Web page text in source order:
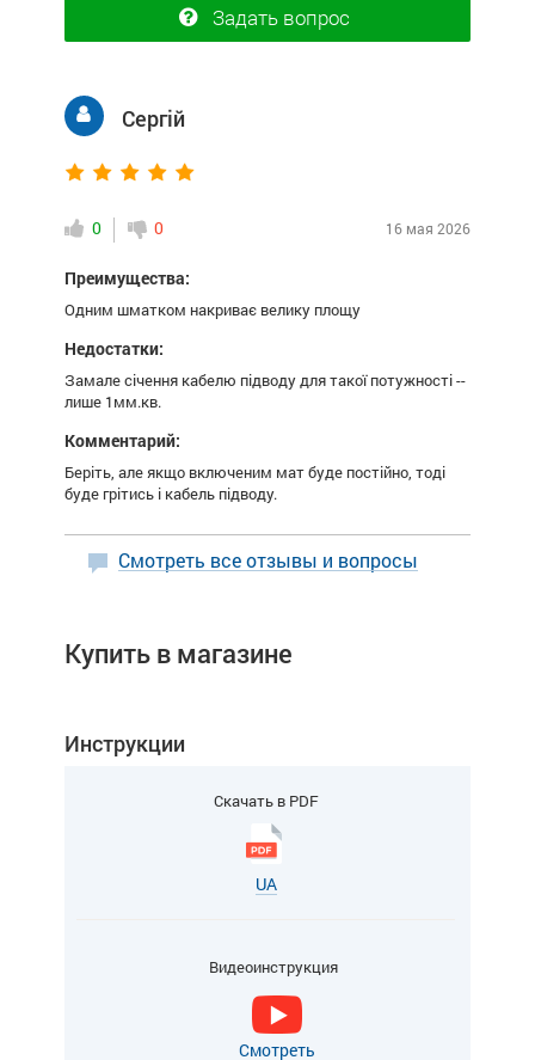
Задать вопрос
Сергій
0 0 16 мая 2026
Преимущества:
Одним шматком накриває велику площу
Недостатки:
Замале січення кабелю підводу для такої потужності --
лише 1мм.кв.
Комментарий:
Беріть, але якщо включеним мат буде постійно, тоді
буде грітись і кабель підводу.
Смотреть все отзывы и вопросы
Купить в магазине
Инструкции
Скачать в PDF
UA
Видеоинструкция
Смотреть